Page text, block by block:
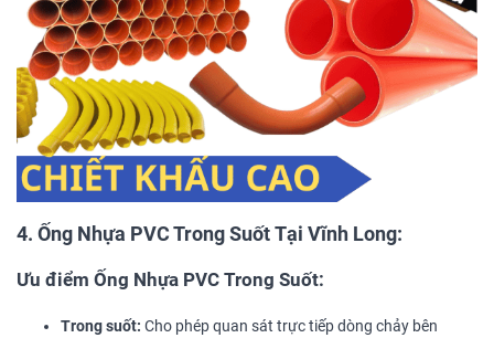
4. Ống Nhựa PVC Trong Suốt Tại Vĩnh Long:
Ưu điểm Ống Nhựa PVC Trong Suốt:
Trong suốt: Cho phép quan sát trực tiếp dòng chảy bên